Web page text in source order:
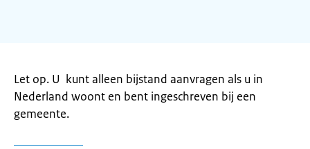
Let op. U kunt alleen bijstand aanvragen als u in
Nederland woont en bent ingeschreven bij een
gemeente.